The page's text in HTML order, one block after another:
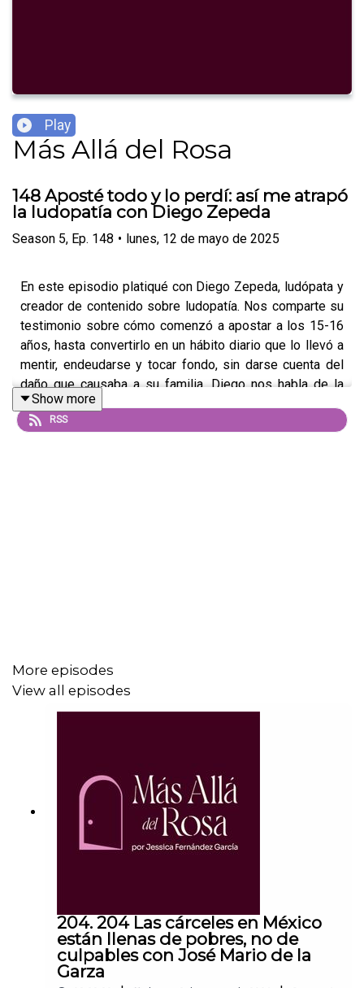
Play
Más Allá del Rosa
148 Aposté todo y lo perdí: así me atrapó
la ludopatía con Diego Zepeda
Season 5, Ep. 148 • lunes, 12 de mayo de 2025
En este episodio platiqué con Diego Zepeda, ludópata y
creador de contenido sobre ludopatía. Nos comparte su
testimonio sobre cómo comenzó a apostar a los 15-16
años, hasta convertirlo en un hábito diario que lo llevó a
mentir, endeudarse y tocar fondo, sin darse cuenta del
daño que causaba a su familia. Diego nos habla de la
ludopatía como una adicción silenciosa y devastadora,
en la que no solo pierdes dinero, sino también
Sigue el trabajo de Diego en:
@diegozepeda9
Show more
RSS
More episodes
View all episodes
204. 204 Las cárceles en México
están llenas de pobres, no de
culpables con José Mario de la
Garza